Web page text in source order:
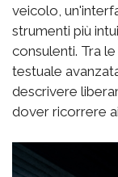
veicolo,
strumenti più
consulenti. Tra
testuale
descrivere
dover ricorrere